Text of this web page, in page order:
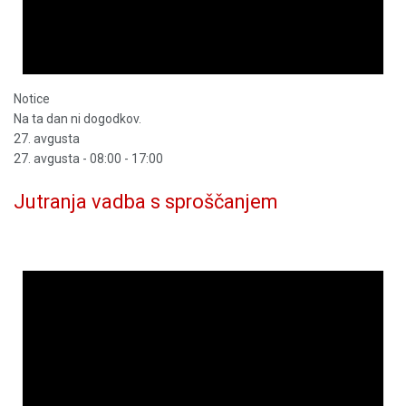
Notice
Na ta dan ni dogodkov.
27. avgusta
27. avgusta - 08:00 - 17:00
Jutranja vadba s sproščanjem